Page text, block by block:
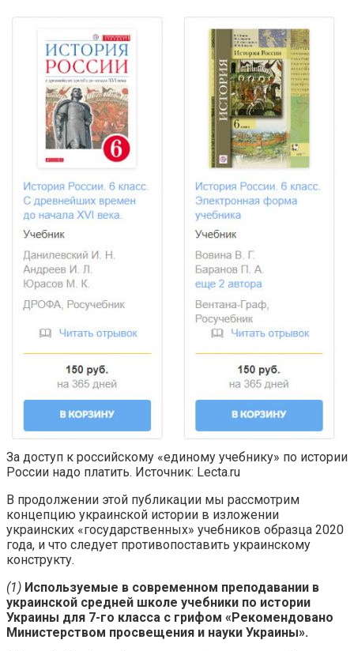
За доступ к российскому «единому учебнику» по истории
России надо платить. Источник: Lecta.ru
В продолжении этой публикации мы рассмотрим
концепцию украинской истории в изложении
украинских «государственных» учебников образца 2020
года, и что следует противопоставить украинскому
конструкту.
(1) Используемые в современном преподавании в
украинской средней школе учебники по истории
Украины для 7-го класса с грифом «Рекомендовано
Министерством просвещения и науки Украины».